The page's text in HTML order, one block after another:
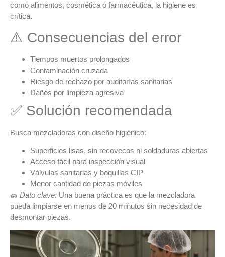
como alimentos, cosmética o farmacéutica, la higiene es
crítica.
⚠️ Consecuencias del error
Tiempos muertos prolongados
Contaminación cruzada
Riesgo de rechazo por auditorías sanitarias
Daños por limpieza agresiva
✅ Solución recomendada
Busca mezcladoras con diseño higiénico:
Superficies lisas, sin recovecos ni soldaduras abiertas
Acceso fácil para inspección visual
Válvulas sanitarias y boquillas CIP
Menor cantidad de piezas móviles
🧽 Dato clave: Una buena práctica es que la mezcladora
pueda limpiarse en menos de 20 minutos sin necesidad de
desmontar piezas.